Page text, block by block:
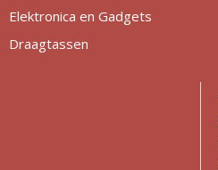
Elektronica en Gadgets
Draagtassen